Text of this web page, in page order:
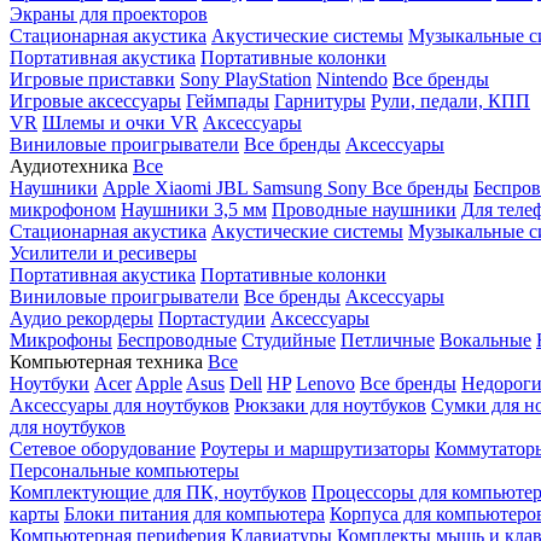
Экраны для проекторов
Стационарная акустика Акустические системы Музыкальные
Портативная акустика Портативные колонки
Игровые приставки Sony PlayStation Nintendo Все бренды
Игровые аксессуары Геймпады Гарнитуры Рули, педали, КПП
VR Шлемы и очки VR Аксессуары
Виниловые проигрыватели Все бренды Аксессуары
Аудиотехника Все
Наушники Apple Xiaomi JBL Samsung Sony Все бренды
микрофоном Наушники 3,5 мм Проводные наушники Для
Стационарная акустика Акустические системы Музыкальные
Усилители и ресиверы
Портативная акустика Портативные колонки
Виниловые проигрыватели Все бренды Аксессуары
Аудио рекордеры Портастудии Аксессуары
Микрофоны Беспроводные Студийные Петличные Вокальные
Компьютерная техника Все
Ноутбуки Acer Apple Asus Dell HP Lenovo Все бренды
Аксессуары для ноутбуков Рюкзаки для ноутбуков Сумки для
для ноутбуков
Сетевое оборудование Роутеры и маршрутизаторы
Персональные компьютеры
Комплектующие для ПК, ноутбуков Процессоры для
карты Блоки питания для компьютера Корпуса для
Компьютерная периферия Клавиатуры Комплекты мышь и